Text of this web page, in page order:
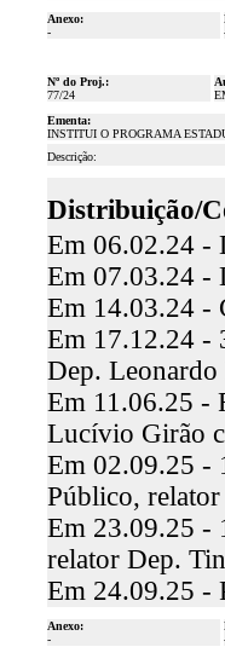
Anexo:
-
Nº do Proj.:
77/24
Ementa:
INSTITUI O PROGRAMA
Descrição:
Distribuição/
Em 06.02.24 -
Em 07.03.24 -
Em 14.03.24 -
Em 17.12.24 -
Dep.
Em 11.06.25 -
Lucívio Girão
Em 02.09.25 -
Público,
Em 23.09.25 -
relator Dep.
Em 24.09.25 -
Anexo:
-